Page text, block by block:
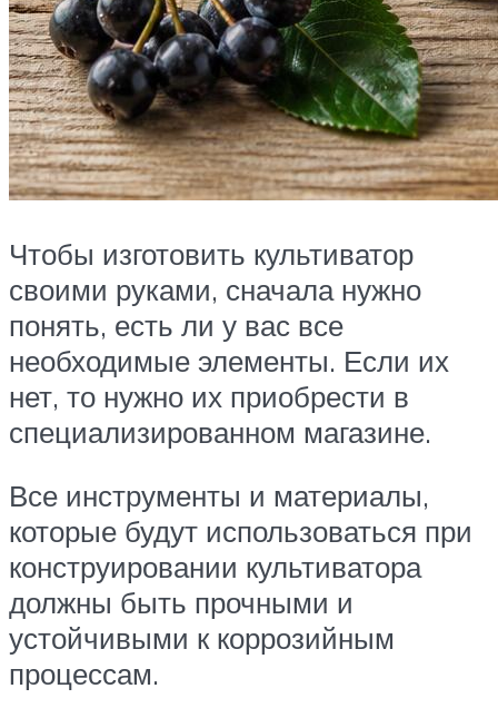
Чтобы изготовить культиватор
своими руками, сначала нужно
понять, есть ли у вас все
необходимые элементы. Если их
нет, то нужно их приобрести в
специализированном магазине.
Все инструменты и материалы,
которые будут использоваться при
конструировании культиватора
должны быть прочными и
устойчивыми к коррозийным
процессам.